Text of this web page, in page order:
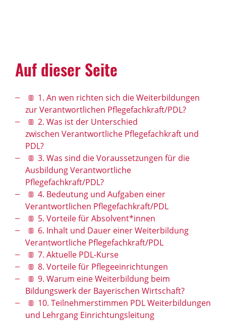
Auf dieser Seite
1. An wen richten sich die Weiterbildungen
zur Verantwortlichen Pflegefachkraft/PDL?
2. Was ist der Unterschied
zwischen Verantwortliche Pflegefachkraft und
PDL?
3. Was sind die Voraussetzungen für die
Ausbildung Verantwortliche
Pflegefachkraft/PDL?
4. Bedeutung und Aufgaben einer
Verantwortlichen Pflegefachkraft/PDL
5. Vorteile für Absolvent*innen
6. Inhalt und Dauer einer Weiterbildung
Verantwortliche Pflegefachkraft/PDL
7. Aktuelle PDL-Kurse
8. Vorteile für Pflegeeinrichtungen
9. Warum eine Weiterbildung beim
Bildungswerk der Bayerischen Wirtschaft?
10. Teilnehmerstimmen PDL Weiterbildungen
und Lehrgang Einrichtungsleitung